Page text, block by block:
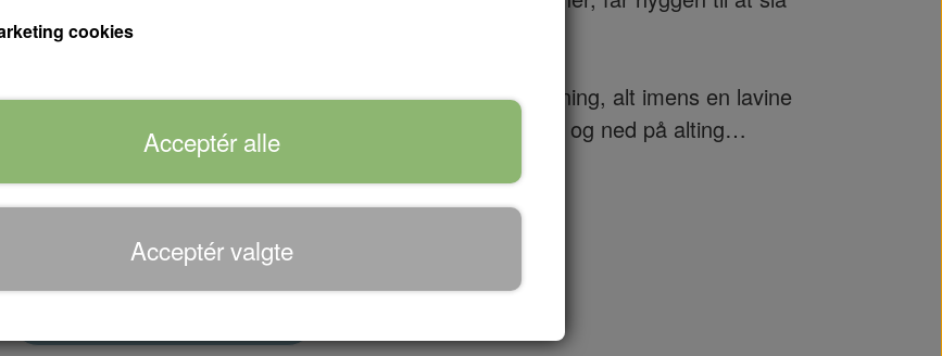
revner.
Vennerne forsøger krampagtigt at bevare den gode stemning, alt imens en lavine
af skeletter vælter ud af skabet og truer med at vende op og ned på alting…
Forventet leveringstid:Varen er på lager...
cookies
Acceptér alle
Acceptér valgte